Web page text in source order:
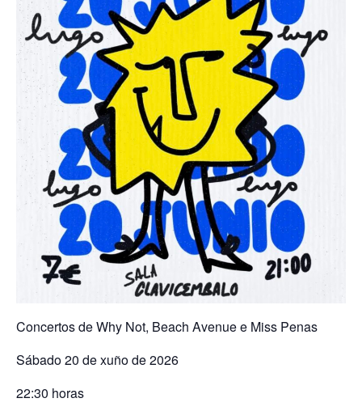
Concertos de Why Not, Beach Avenue e Miss Penas
Sábado 20 de xuño de 2026
22:30 horas